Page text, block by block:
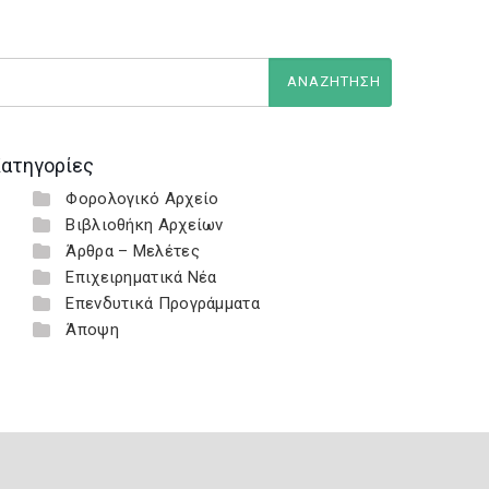
Φορολογικό Αρχείο
Βιβλιοθήκη Αρχείων
Άρθρα – Μελέτες
Επιχειρηματικά Νέα
Επενδυτικά Προγράμματα
Άποψη